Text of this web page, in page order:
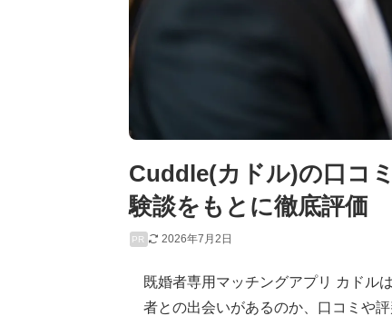
Cuddle(カドル)の口コ
験談をもとに徹底評価
PR 2026年7月2日
既婚者専用マッチングアプリ カドル
者との出会いがあるのか、口コミや